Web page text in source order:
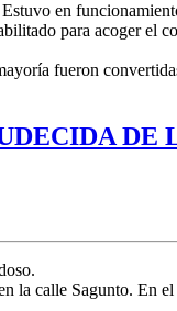
en
para acoger el
fueron
DE
la calle Sagunto. En